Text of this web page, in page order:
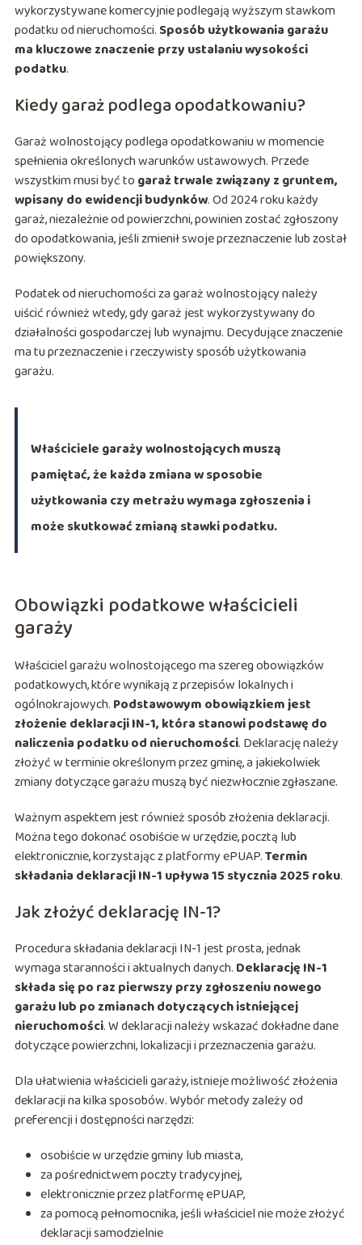
wykorzystywane komercyjnie podlegają wyższym stawkom
podatku od nieruchomości. Sposób użytkowania garażu
ma kluczowe znaczenie przy ustalaniu wysokości
podatku.
Kiedy garaż podlega opodatkowaniu?
Garaż wolnostojący podlega opodatkowaniu w momencie
spełnienia określonych warunków ustawowych. Przede
wszystkim musi być to garaż trwale związany z gruntem,
wpisany do ewidencji budynków. Od 2024 roku każdy
garaż, niezależnie od powierzchni, powinien zostać zgłoszony
do opodatkowania, jeśli zmienił swoje przeznaczenie lub został
powiększony.
Podatek od nieruchomości za garaż wolnostojący należy
uiścić również wtedy, gdy garaż jest wykorzystywany do
działalności gospodarczej lub wynajmu. Decydujące znaczenie
ma tu przeznaczenie i rzeczywisty sposób użytkowania
garażu.
Właściciele garaży wolnostojących muszą
pamiętać, że każda zmiana w sposobie
użytkowania czy metrażu wymaga zgłoszenia i
może skutkować zmianą stawki podatku.
Obowiązki podatkowe właścicieli
garaży
Właściciel garażu wolnostojącego ma szereg obowiązków
podatkowych, które wynikają z przepisów lokalnych i
ogólnokrajowych. Podstawowym obowiązkiem jest
złożenie deklaracji IN-1, która stanowi podstawę do
naliczenia podatku od nieruchomości. Deklarację należy
złożyć w terminie określonym przez gminę, a jakiekolwiek
zmiany dotyczące garażu muszą być niezwłocznie zgłaszane.
Ważnym aspektem jest również sposób złożenia deklaracji.
Można tego dokonać osobiście w urzędzie, pocztą lub
elektronicznie, korzystając z platformy ePUAP.Termin
składania deklaracji IN-1 upływa 15 stycznia 2025 roku.
Jak złożyć deklarację IN-1?
Procedura składania deklaracji IN-1 jest prosta, jednak
wymaga staranności i aktualnych danych. Deklarację IN-1
składa się po raz pierwszy przy zgłoszeniu nowego
garażu lub po zmianach dotyczących istniejącej
nieruchomości. W deklaracji należy wskazać dokładne dane
dotyczące powierzchni, lokalizacji i przeznaczenia garażu.
Dla ułatwienia właścicieli garaży, istnieje możliwość złożenia
deklaracji na kilka sposobów. Wybór metody zależy od
preferencji i dostępności narzędzi:
osobiście w urzędzie gminy lub miasta,
za pośrednictwem poczty tradycyjnej,
elektronicznie przez platformę ePUAP,
za pomocą pełnomocnika, jeśli właściciel nie może złożyć
deklaracji samodzielnie